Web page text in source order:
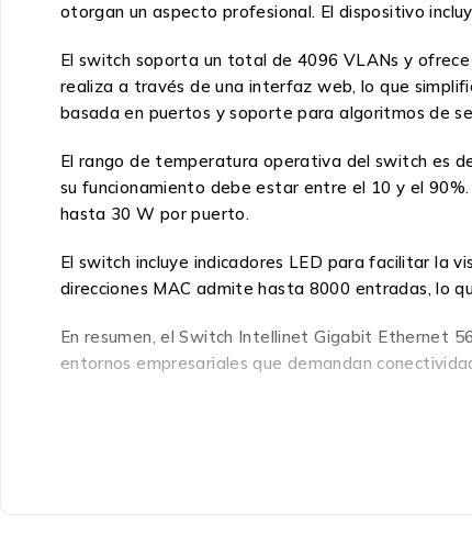
otorgan un aspecto profesional. El dispositivo
El switch soporta un total de 4096 VLANs y
realiza a través de una interfaz web, lo que
basada en puertos y soporte para algoritmos de
El rango de temperatura operativa del switch es
su funcionamiento debe estar entre el 10 y el
hasta 30 W por puerto.
El switch incluye indicadores LED para facilitar la
direcciones MAC admite hasta 8000 entradas, lo
En resumen, el Switch Intellinet Gigabit Ethernet
entornos empresariales que demandan